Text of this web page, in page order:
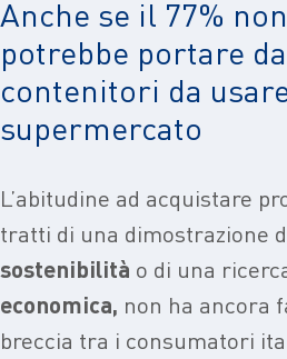
Anche se il 77%
potrebbe portare
contenitori da
supermercato
L’abitudine ad acquistare
tratti di una dimostrazione
sostenibilità o di una
economica, non ha ancora
breccia tra i consumatori